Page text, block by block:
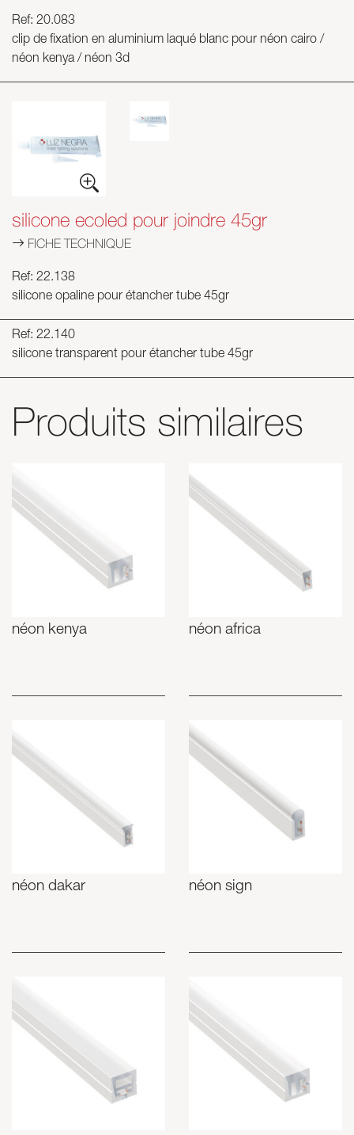
Ref: 20.083
clip de fixation en aluminium laqué blanc pour néon cairo /
néon kenya / néon 3d
silicone ecoled pour joindre 45gr
FICHE TECHNIQUE
Ref: 22.138
silicone opaline pour étancher tube 45gr
Ref: 22.140
silicone transparent pour étancher tube 45gr
Produits similaires
néon kenya néon africa
néon dakar néon sign